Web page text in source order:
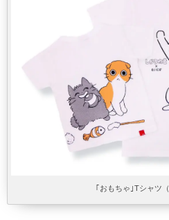
｢おもちゃ｣Tシャツ